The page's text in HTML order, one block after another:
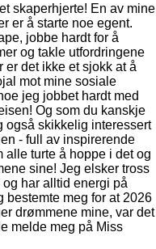
skaperhjerte! En av mine
er å starte noe egent.
jobbe hardt for å
og takle utfordringene
er det ikke et sjokk at å
mot mine sosiale
jeg jobbet hardt med
Og som du kanskje
også skikkelig interessert
- full av inspirerende
alle turte å hoppe i det og
sine! Jeg elsker tross
har alltid energi på
bestemte meg for at 2026
drømmene mine, var det
melde meg på Miss